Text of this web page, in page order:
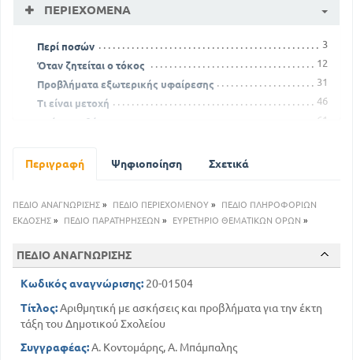
ΠΕΡΙΕΧΌΜΕΝΑ
Περί ποσών
3
Όταν ζητείται ο τόκος
12
Προβλήματα εξωτερικής υφαίρεσης
31
Τι είναι μετοχή
46
Από τα μαθήματα
61
Περιγραφή Ψηφιοποίηση Σχετικά
ΠΕΔΙΟ ΑΝΑΓΝΩΡΙΣΗΣ » ΠΕΔΙΟ ΠΕΡΙΕΧΟΜΕΝΟΥ »
ΠΕΔΙΟ ΠΛΗΡΟΦΟΡΙΩΝ
ΕΚΔΟΣΗΣ » ΠΕΔΙΟ ΠΑΡΑΤΗΡΗΣΕΩΝ » ΕΥΡΕΤΗΡΙΟ ΘΕΜΑΤΙΚΩΝ ΟΡΩΝ »
ΠΕΔΙΟ ΑΝΑΓΝΩΡΙΣΗΣ
Κωδικός αναγνώρισης: 20-01504
Τίτλος:Αριθμητική με ασκήσεις και προβλήματα για την έκτη
τάξη του Δημοτικού Σχολείου
Συγγραφέας:Α. Κοντομάρης, Α. Μπάμπαλης